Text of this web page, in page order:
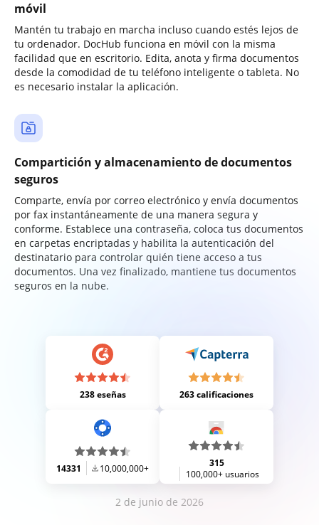
móvil
Mantén tu trabajo en marcha incluso cuando estés lejos de
tu ordenador. DocHub funciona en móvil con la misma
facilidad que en escritorio. Edita, anota y firma documentos
desde la comodidad de tu teléfono inteligente o tableta. No
es necesario instalar la aplicación.
Compartición y almacenamiento de documentos
seguros
Comparte, envía por correo electrónico y envía documentos
por fax instantáneamente de una manera segura y
conforme. Establece una contraseña, coloca tus documentos
en carpetas encriptadas y habilita la autenticación del
destinatario para controlar quién tiene acceso a tus
documentos. Una vez finalizado, mantiene tus documentos
seguros en la nube.
238 eseñas 263 calificaciones
14331 10,000,000+
315
100,000+ usuarios
2 de junio de 2026